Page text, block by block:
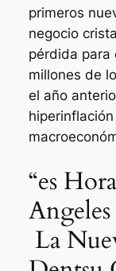
primeros
negocio
pérdida para
millones de
el año
“es
La